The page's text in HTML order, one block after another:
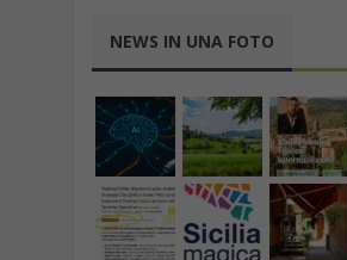
NEWS IN UNA FOTO